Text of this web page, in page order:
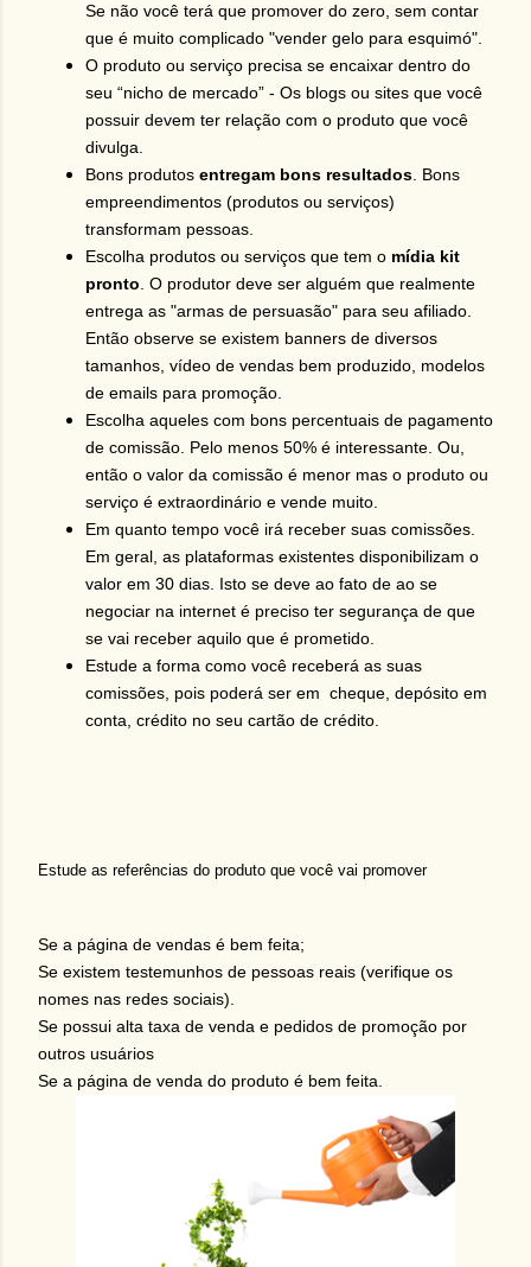
Se não você terá que promover do zero, sem contar
que é muito complicado "vender gelo para esquimó".
O produto ou serviço precisa se encaixar dentro do
seu “nicho de mercado” - Os blogs ou sites que você
possuir devem ter relação com o produto que você
divulga.
Bons produtos entregam bons resultados. Bons
empreendimentos (produtos ou serviços)
transformam pessoas.
Escolha produtos ou serviços que tem o mídia kit
pronto. O produtor deve ser alguém que realmente
entrega as "armas de persuasão" para seu afiliado.
Então observe se existem banners de diversos
tamanhos, vídeo de vendas bem produzido, modelos
de emails para promoção.
Escolha aqueles com bons percentuais de pagamento
de comissão. Pelo menos 50% é interessante. Ou,
então o valor da comissão é menor mas o produto ou
serviço é extraordinário e vende muito.
Em quanto tempo você irá receber suas comissões.
Em geral, as plataformas existentes disponibilizam o
valor em 30 dias. Isto se deve ao fato de ao se
negociar na internet é preciso ter segurança de que
se vai receber aquilo que é prometido.
Estude a forma como você receberá as suas
comissões, pois poderá ser em cheque, depósito em
conta, crédito no seu cartão de crédito.
Estude as referências do produto que você vai promover
Se a página de vendas é bem feita;
Se existem testemunhos de pessoas reais (verifique os
nomes nas redes sociais).
Se possui alta taxa de venda e pedidos de promoção por
outros usuários
Se a página de venda do produto é bem feita.